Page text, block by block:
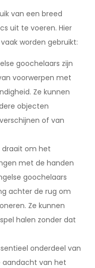
van een breed
uit te voeren. Hier
worden gebruikt:
goochelaars zijn
voorwerpen met
Ze kunnen
objecten
of van
draait om het
met de handen
goochelaars
achter de rug om
Ze kunnen
halen zonder dat
onderdeel van
van het